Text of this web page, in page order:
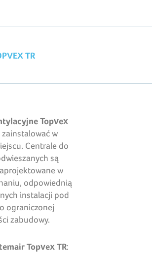
TR
Topvex
w
Centrale do
są
w
odpowiednią
instalacji pod
ograniczonej
zabudowy.
Topvex TR: